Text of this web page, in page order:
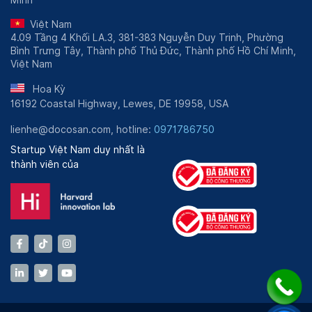
và chịu trách nhiệm chuyên môn chính.
Phòng khám Chuyên khoa Phụ sản Hoa Sen là phòng khám
tư nhân do bác sĩ Phí Thị Tuyết Nga thành lập và chịu
Việt Nam
4.09 Tầng 4 Khối LA.3, 381-383 Nguyễn Duy Trinh, Phường
Bình Trưng Tây, Thành phố Thủ Đức, Thành phố Hồ Chí Minh,
Việt Nam
Hoa Kỳ
16192 Coastal Highway, Lewes, DE 19958, USA
lienhe@docosan.com, hotline: 0971786750
Startup Việt Nam duy nhất là
thành viên của